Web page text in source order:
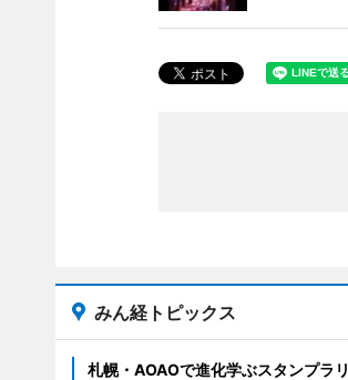
みん経トピックス
札幌・AOAOで進化学ぶスタンプラリ